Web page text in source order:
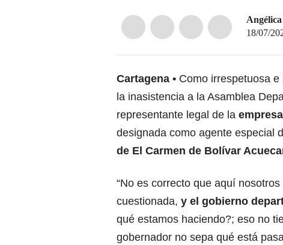
18/07/
Cartagena
Como irrespetuosa
la inasistencia a la Asamblea
representante legal de la empresa
designada como agente especial
de El Carmen de Bolívar
“No es correcto que aquí
cuestionada, y el gobierno
qué estamos haciendo?; eso no
gobernador no sepa qué está